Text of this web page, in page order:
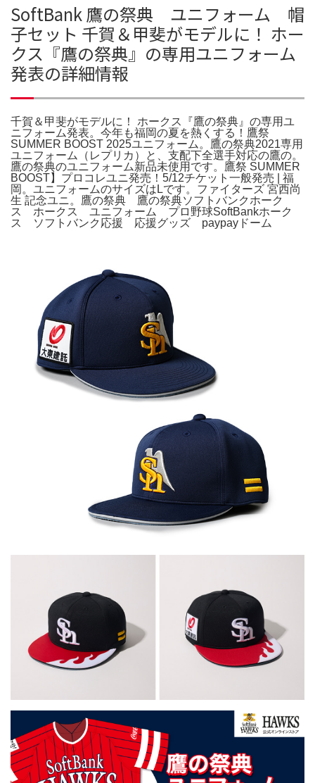
SoftBank 鷹の祭典 ユニフォーム 帽
子セット 千賀＆甲斐がモデルに！ ホー
クス『鷹の祭典』の専用ユニフォーム
発表の詳細情報
千賀＆甲斐がモデルに！ ホークス『鷹の祭典』の専用ユ
ニフォーム発表。今年も福岡の夏を熱くする！鷹祭
SUMMER BOOST 2025ユニフォーム。鷹の祭典2021専用
ユニフォーム（レプリカ）と、支配下全選手対応の鷹の。
鷹の祭典のユニフォーム新品未使用です。鷹祭 SUMMER
BOOST】プロコレユニ発売！5/12チケット一般発売 | 福
岡。ユニフォームのサイズはLです。ファイターズ 宮西尚
生 記念ユニ。鷹の祭典 鷹の祭典ソフトバンクホーク
ス ホークス ユニフォーム プロ野球SoftBankホーク
ス ソフトバンク応援 応援グッズ paypayドーム